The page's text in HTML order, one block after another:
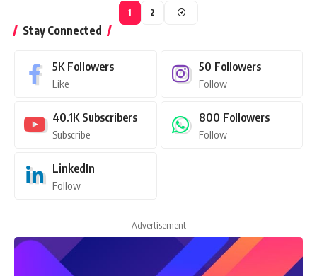
1 2
Stay Connected
5K Followers
Like
50 Followers
Follow
40.1K Subscribers
Subscribe
800 Followers
Follow
LinkedIn
Follow
- Advertisement -